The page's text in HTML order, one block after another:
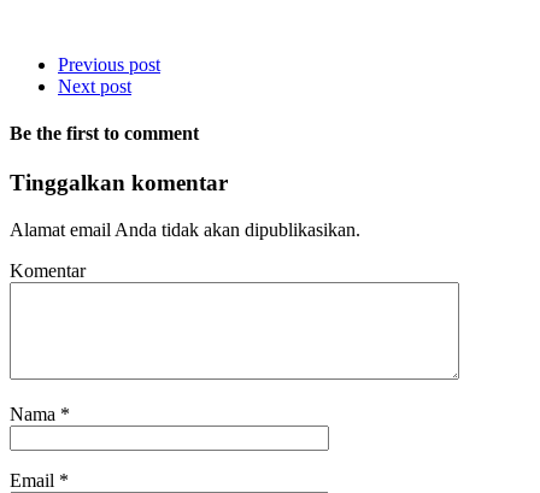
Previous post
Next post
Be the first to comment
Tinggalkan komentar
Alamat email Anda tidak akan dipublikasikan.
Komentar
Nama *
Email *